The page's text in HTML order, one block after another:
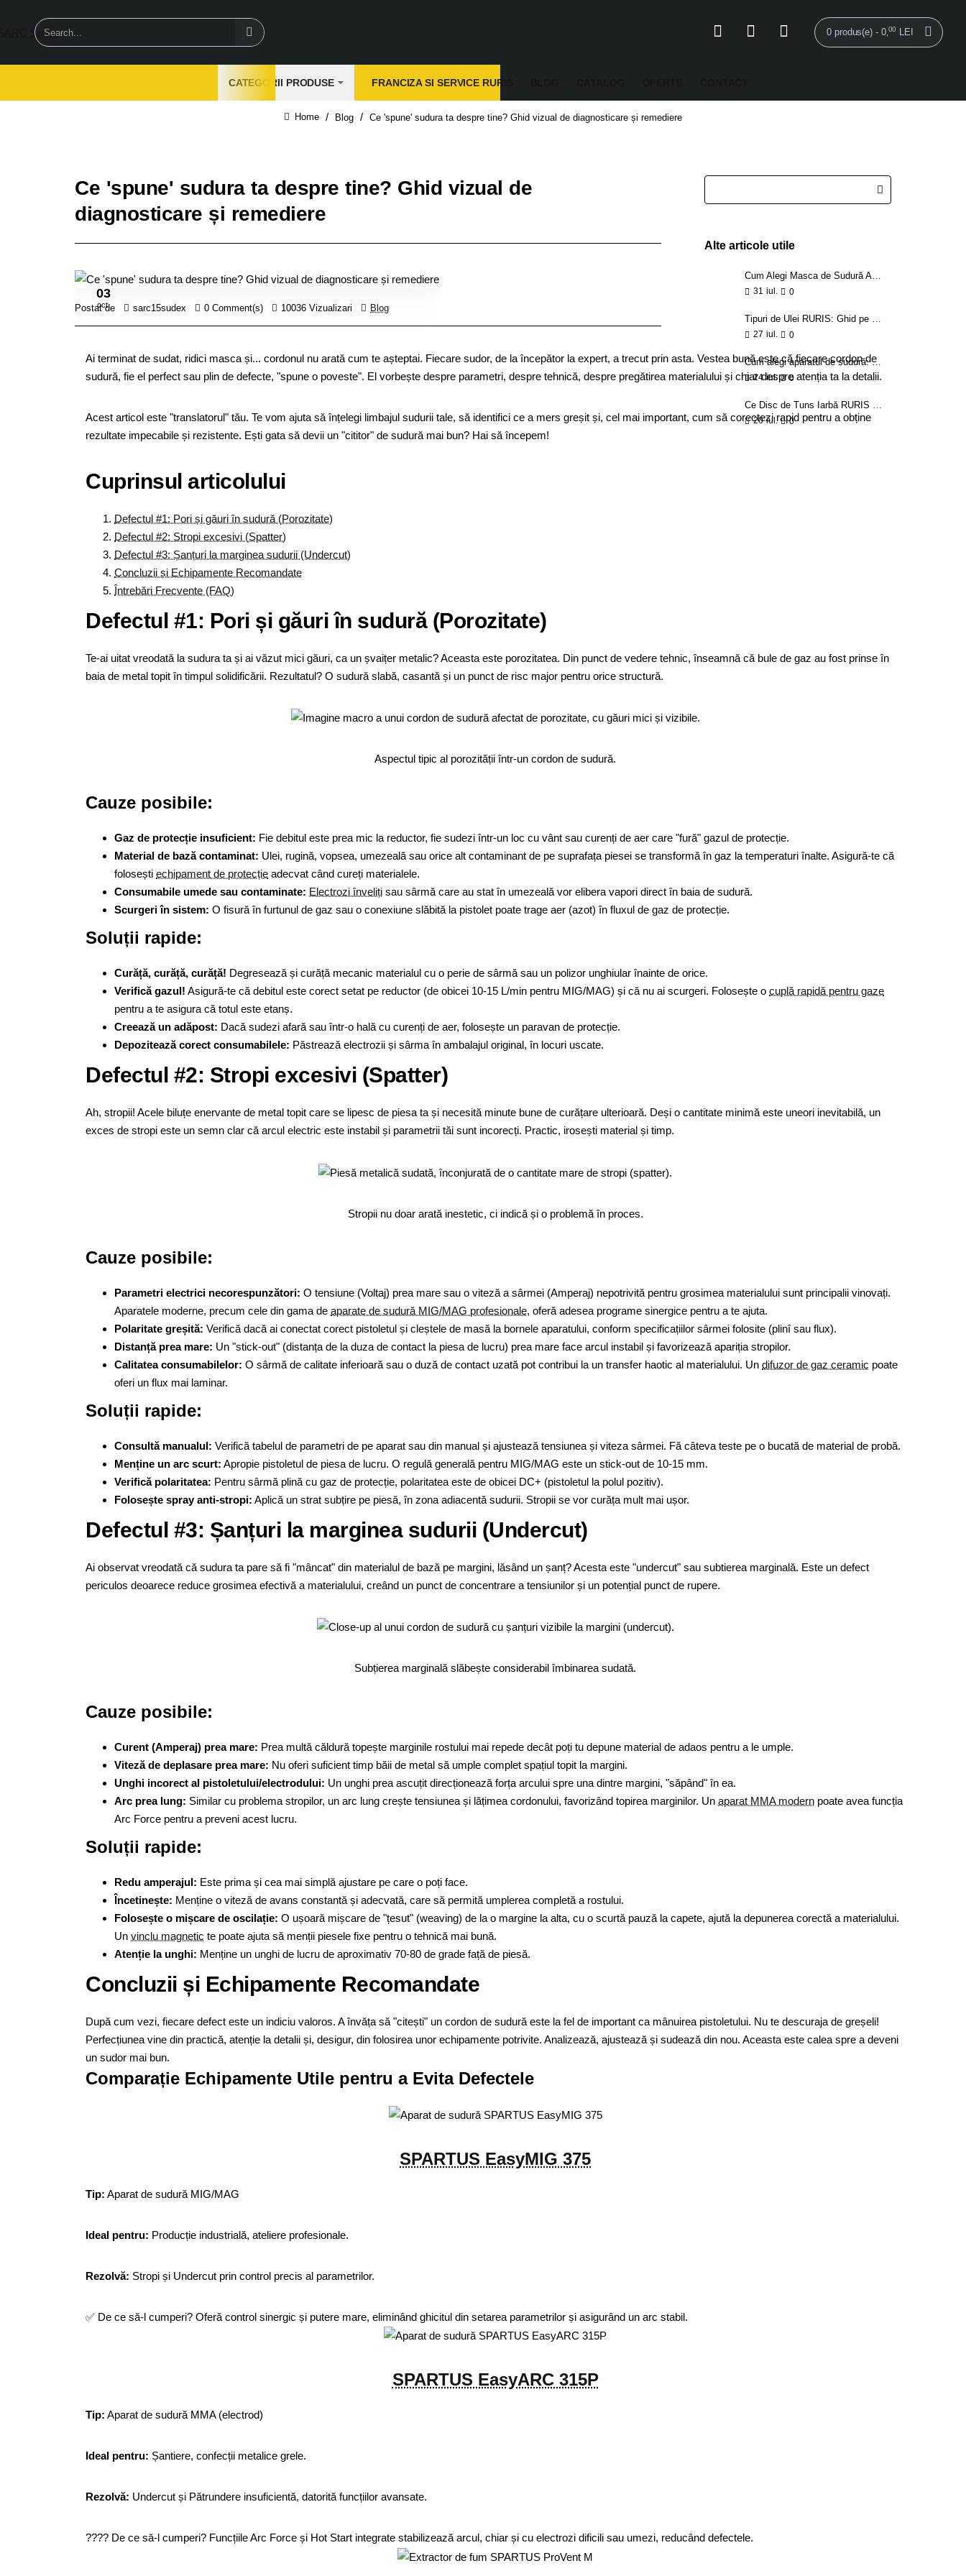
Search... 0 produs(e) - 0, 00 LEI
CATEGORII PRODUSE FRANCIZA SI SERVICE RURIS
Blog Ce 'spune' sudura ta despre tine? Ghid vizual de diagnosticare și remediere
Ce 'spune' sudura ta despre tine? Ghid vizual de
diagnosticare și remediere
03
oct.
Postat de sarc15sudex 0 Comment(s) 10036 Vizualizari Blog
Ai terminat de sudat, ridici masca și... cordonul nu arată cum te așteptai. Fiecare sudor, de la începător la expert, a trecut prin asta. Vestea bună este că fiecare cordon de
sudură, fie el perfect sau plin de defecte, "spune o poveste". El vorbește despre parametri, despre tehnică, despre pregătirea materialului și chiar despre atenția ta la detalii.
Acest articol este "translatorul" tău. Te vom ajuta să înțelegi limbajul sudurii tale, să identifici ce a mers greșit și, cel mai important, cum să corectezi rapid pentru a obține
rezultate impecabile și rezistente. Ești gata să devii un "cititor" de sudură mai bun? Hai să începem!
Cuprinsul articolului
Defectul #1: Pori și găuri în sudură (Porozitate)
Defectul #2: Stropi excesivi (Spatter)
Defectul #3: Șanțuri la marginea sudurii (Undercut)
Concluzii și Echipamente Recomandate
Întrebări Frecvente (FAQ)
Defectul #1: Pori și găuri în sudură (Porozitate)
Te-ai uitat vreodată la sudura ta și ai văzut mici găuri, ca un șvaițer metalic? Aceasta este porozitatea. Din punct de vedere tehnic, înseamnă că bule de gaz au fost prinse în
baia de metal topit în timpul solidificării. Rezultatul? O sudură slabă, casantă și un punct de risc major pentru orice structură.
Aspectul tipic al porozității într-un cordon de sudură.
Cauze posibile:
Gaz de protecție insuficient: Fie debitul este prea mic la reductor, fie sudezi într-un loc cu vânt sau curenți de aer care "fură" gazul de protecție.
Material de bază contaminat: Ulei, rugină, vopsea, umezeală sau orice alt contaminant de pe suprafața piesei se transformă în gaz la temperaturi înalte. Asigură-te că
folosești echipament de protecție adecvat când cureți materialele.
Consumabile umede sau contaminate: Electrozi înveliți sau sârmă care au stat în umezeală vor elibera vapori direct în baia de sudură.
Scurgeri în sistem: O fisură în furtunul de gaz sau o conexiune slăbită la pistolet poate trage aer (azot) în fluxul de gaz de protecție.
Soluții rapide:
Curăță, curăță, curăță! Degresează și curăță mecanic materialul cu o perie de sârmă sau un polizor unghiular înainte de orice.
Verifică gazul! Asigură-te că debitul este corect setat pe reductor (de obicei 10-15 L/min pentru MIG/MAG) și că nu ai scurgeri. Folosește o cuplă rapidă pentru gaze
pentru a te asigura că totul este etanș.
Creează un adăpost: Dacă sudezi afară sau într-o hală cu curenți de aer, folosește un paravan de protecție.
Depozitează corect consumabilele: Păstrează electrozii și sârma în ambalajul original, în locuri uscate.
Defectul #2: Stropi excesivi (Spatter)
Ah, stropii! Acele biluțe enervante de metal topit care se lipesc de piesa ta și necesită minute bune de curățare ulterioară. Deși o cantitate minimă este uneori inevitabilă, un
exces de stropi este un semn clar că arcul electric este instabil și parametrii tăi sunt incorecți. Practic, irosești material și timp.
Stropii nu doar arată inestetic, ci indică și o problemă în proces.
Cauze posibile:
Parametri electrici necorespunzători: O tensiune (Voltaj) prea mare sau o viteză a sârmei (Amperaj) nepotrivită pentru grosimea materialului sunt principalii vinovați.
Aparatele moderne, precum cele din gama de aparate de sudură MIG/MAG profesionale, oferă adesea programe sinergice pentru a te ajuta.
Polaritate greșită: Verifică dacă ai conectat corect pistoletul și cleștele de masă la bornele aparatului, conform specificațiilor sârmei folosite (plinî sau flux).
Distanță prea mare: Un "stick-out" (distanța de la duza de contact la piesa de lucru) prea mare face arcul instabil și favorizează apariția stropilor.
Calitatea consumabilelor: O sârmă de calitate inferioară sau o duză de contact uzată pot contribui la un transfer haotic al materialului. Un difuzor de gaz ceramic poate
oferi un flux mai laminar.
Soluții rapide:
Consultă manualul: Verifică tabelul de parametri de pe aparat sau din manual și ajustează tensiunea și viteza sârmei. Fă câteva teste pe o bucată de material de probă.
Menține un arc scurt: Apropie pistoletul de piesa de lucru. O regulă generală pentru MIG/MAG este un stick-out de 10-15 mm.
Verifică polaritatea: Pentru sârmă plină cu gaz de protecție, polaritatea este de obicei DC+ (pistoletul la polul pozitiv).
Folosește spray anti-stropi: Aplică un strat subțire pe piesă, în zona adiacentă sudurii. Stropii se vor curăța mult mai ușor.
Defectul #3: Șanțuri la marginea sudurii (Undercut)
Ai observat vreodată că sudura ta pare să fi "mâncat" din materialul de bază pe margini, lăsând un șanț? Acesta este "undercut" sau subtierea marginală. Este un defect
periculos deoarece reduce grosimea efectivă a materialului, creând un punct de concentrare a tensiunilor și un potențial punct de rupere.
Subțierea marginală slăbește considerabil îmbinarea sudată.
Cauze posibile:
Curent (Amperaj) prea mare: Prea multă căldură topește marginile rostului mai repede decât poți tu depune material de adaos pentru a le umple.
Viteză de deplasare prea mare: Nu oferi suficient timp băii de metal să umple complet spațiul topit la margini.
Unghi incorect al pistoletului/electrodului: Un unghi prea ascuțit direcționează forța arcului spre una dintre margini, "săpând" în ea.
Arc prea lung: Similar cu problema stropilor, un arc lung crește tensiunea și lățimea cordonului, favorizând topirea marginilor. Un aparat MMA modern poate avea funcția
Arc Force pentru a preveni acest lucru.
Soluții rapide:
Redu amperajul: Este prima și cea mai simplă ajustare pe care o poți face.
Încetinește: Menține o viteză de avans constantă și adecvată, care să permită umplerea completă a rostului.
Folosește o mișcare de oscilație: O ușoară mișcare de "țesut" (weaving) de la o margine la alta, cu o scurtă pauză la capete, ajută la depunerea corectă a materialului.
Un vinclu magnetic te poate ajuta să menții piesele fixe pentru o tehnică mai bună.
Atenție la unghi: Menține un unghi de lucru de aproximativ 70-80 de grade față de piesă.
Concluzii și Echipamente Recomandate
După cum vezi, fiecare defect este un indiciu valoros. A învăța să "citești" un cordon de sudură este la fel de important ca mânuirea pistoletului. Nu te descuraja de greșeli!
Perfecțiunea vine din practică, atenție la detalii și, desigur, din folosirea unor echipamente potrivite. Analizează, ajustează și sudează din nou. Aceasta este calea spre a deveni
un sudor mai bun.
Comparație Echipamente Utile pentru a Evita Defectele
SPARTUS EasyMIG 375
Tip: Aparat de sudură MIG/MAG
Ideal pentru: Producție industrială, ateliere profesionale.
Rezolvă: Stropi și Undercut prin control precis al parametrilor.
✅ De ce să-l cumperi? Oferă control sinergic și putere mare, eliminând ghicitul din setarea parametrilor și asigurând un arc stabil.
SPARTUS EasyARC 315P
Tip: Aparat de sudură MMA (electrod)
Ideal pentru: Șantiere, confecții metalice grele.
Rezolvă: Undercut și Pătrundere insuficientă, datorită funcțiilor avansate.
???? De ce să-l cumperi? Funcțiile Arc Force și Hot Start integrate stabilizează arcul, chiar și cu electrozi dificili sau umezi, reducând defectele.
Alte articole utile
Cum Alegi Masca de Sudură Automată - sfaturi practice
31 iul. 0
Tipuri de Ulei RURIS: Ghid pe Fiecare Utilaj
27 iul. 0
Cum alegi aparatul de sudură: MIG, MMA, TIG
24 iul. 0
Ce Disc de Tuns Iarbă RURIS alegi: ghid pe număr de tăișuri și tip de vegetație
20 iul. 0